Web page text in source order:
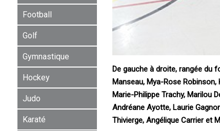
Football
Golf
Gymnastique
Hockey
Judo
Karaté
De gauche à droite, rangée du
Manseau, Mya-Rose Robinson,
Marie-Philippe Trachy, Marilou
Andréane Ayotte, Laurie
Thivierge, Angélique Carrier et